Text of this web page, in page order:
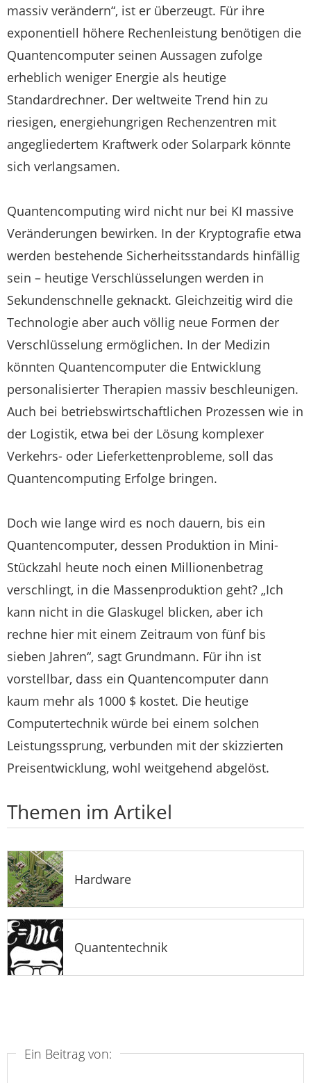
massiv verändern“, ist er überzeugt. Für ihre
exponentiell höhere Rechenleistung benötigen die
Quantencomputer seinen Aussagen zufolge
erheblich weniger Energie als heutige
Standardrechner. Der weltweite Trend hin zu
riesigen, energiehungrigen Rechenzentren mit
angegliedertem Kraftwerk oder Solarpark könnte
sich verlangsamen.
Quantencomputing wird nicht nur bei KI massive
Veränderungen bewirken. In der Kryptografie etwa
werden bestehende Sicherheitsstandards hinfällig
sein – heutige Verschlüsselungen werden in
Sekundenschnelle geknackt. Gleichzeitig wird die
Technologie aber auch völlig neue Formen der
Verschlüsselung ermöglichen. In der Medizin
könnten Quantencomputer die Entwicklung
personalisierter Therapien massiv beschleunigen.
Auch bei betriebswirtschaftlichen Prozessen wie in
der Logistik, etwa bei der Lösung komplexer
Verkehrs- oder Lieferkettenprobleme, soll das
Quantencomputing Erfolge bringen.
Doch wie lange wird es noch dauern, bis ein
Quantencomputer, dessen Produktion in Mini-
Stückzahl heute noch einen Millionenbetrag
verschlingt, in die Massenproduktion geht? „Ich
kann nicht in die Glaskugel blicken, aber ich
rechne hier mit einem Zeitraum von fünf bis
sieben Jahren“, sagt Grundmann. Für ihn ist
vorstellbar, dass ein Quantencomputer dann
kaum mehr als 1000 $ kostet. Die heutige
Computertechnik würde bei einem solchen
Leistungssprung, verbunden mit der skizzierten
Preisentwicklung, wohl weitgehend abgelöst.
Themen im Artikel
Hardware
Quantentechnik
Ein Beitrag von: